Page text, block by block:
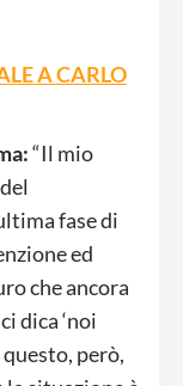
A CARLO
“Il mio
fase di
ed
che ancora
dica ‘noi
però,